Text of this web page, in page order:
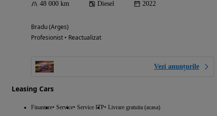
48 000 km Diesel 2022
Bradu (Arges)
Profesionist • Reactualizat
Vezi anunțurile
Leasing Cars
Finantare Service Service ITP Livrare gratuita (acasa)